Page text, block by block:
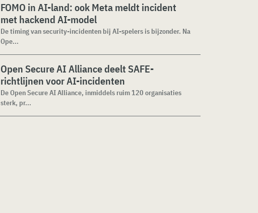
FOMO in AI-land: ook Meta meldt incident
met hackend AI-model
De timing van security-incidenten bij AI-spelers is bijzonder. Na
Ope...
Open Secure AI Alliance deelt SAFE-
richtlijnen voor AI-incidenten
De Open Secure AI Alliance, inmiddels ruim 120 organisaties
sterk, pr...